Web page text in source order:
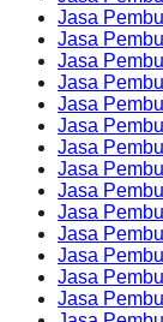
Jasa
Jasa
Jasa
Jasa
Jasa
Jasa
Jasa
Jasa
Jasa
Jasa
Jasa
Jasa
Jasa
Jasa